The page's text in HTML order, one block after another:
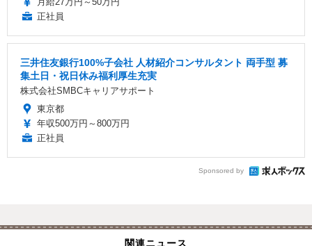
正社員
三井住友銀行100%子会社 人材紹介コンサルタント 両手型 募
集土日・祝日休み福利厚生充実
株式会社SMBCキャリアサポート
東京都
年収500万円～800万円
正社員
Sponsored by
関連ニュース